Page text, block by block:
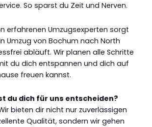
So sparst du Zeit und Nerven.
erfahrenen Umzugsexperten sorgt
Umzug von Bochum nach North
abläuft. Wir planen alle Schritte
du dich entspannen und dich auf
freuen kannst.
du dich für uns entscheiden?
bieten dir nicht nur zuverlässigen
Qualität, sondern wir gehen